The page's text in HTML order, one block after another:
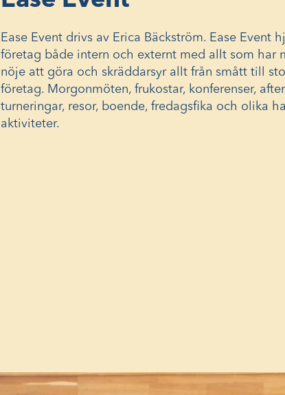
Ease Event drivs av Erica Bäckström. Ease Event
företag både intern och externt med allt som har
nöje att göra och skräddarsyr allt från smått till
företag. Morgonmöten, frukostar, konferenser,
turneringar, resor, boende, fredagsfika och olika
aktiviteter.